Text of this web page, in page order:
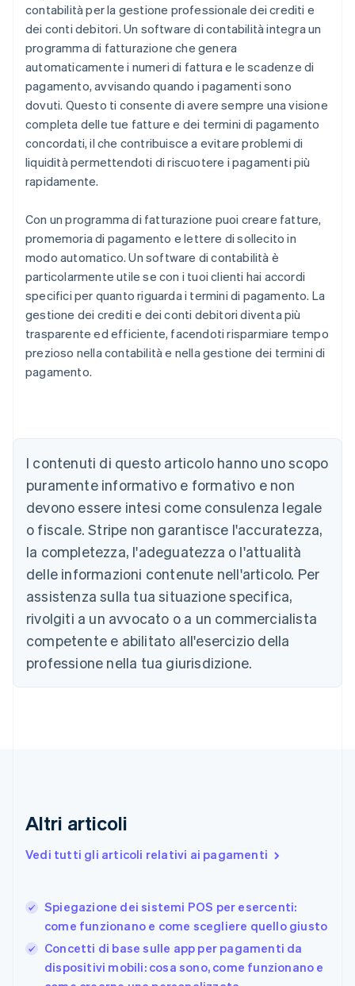
contabilità per la gestione professionale dei crediti e
dei conti debitori. Un software di contabilità integra un
programma di fatturazione che genera
automaticamente i numeri di fattura e le scadenze di
pagamento, avvisando quando i pagamenti sono
dovuti. Questo ti consente di avere sempre una visione
completa delle tue fatture e dei termini di pagamento
concordati, il che contribuisce a evitare problemi di
liquidità permettendoti di riscuotere i pagamenti più
rapidamente.
Con un programma di fatturazione puoi creare fatture,
promemoria di pagamento e lettere di sollecito in
modo automatico. Un software di contabilità è
particolarmente utile se con i tuoi clienti hai accordi
specifici per quanto riguarda i termini di pagamento. La
gestione dei crediti e dei conti debitori diventa più
trasparente ed efficiente, facendoti risparmiare tempo
prezioso nella contabilità e nella gestione dei termini di
pagamento.
I contenuti di questo articolo hanno uno scopo
puramente informativo e formativo e non
devono essere intesi come consulenza legale
o fiscale. Stripe non garantisce l'accuratezza,
la completezza, l'adeguatezza o l'attualità
delle informazioni contenute nell'articolo. Per
assistenza sulla tua situazione specifica,
rivolgiti a un avvocato o a un commercialista
competente e abilitato all'esercizio della
professione nella tua giurisdizione.
Altri articoli
Vedi tutti gli articoli relativi ai pagamenti
Spiegazione dei sistemi POS per esercenti:
come funzionano e come scegliere quello giusto
Concetti di base sulle app per pagamenti da
dispositivi mobili: cosa sono, come funzionano e
English
Austria
Deutsch English
Belgio
NederlandsFrançaisDeutschEnglish
PortuguêsEnglish
Bulgaria
English
Canada
English Français
Cina continentale
Cipro
English
EnglishSvenska
FrançaisEnglish
Giappone
日本語 English
English
Grecia